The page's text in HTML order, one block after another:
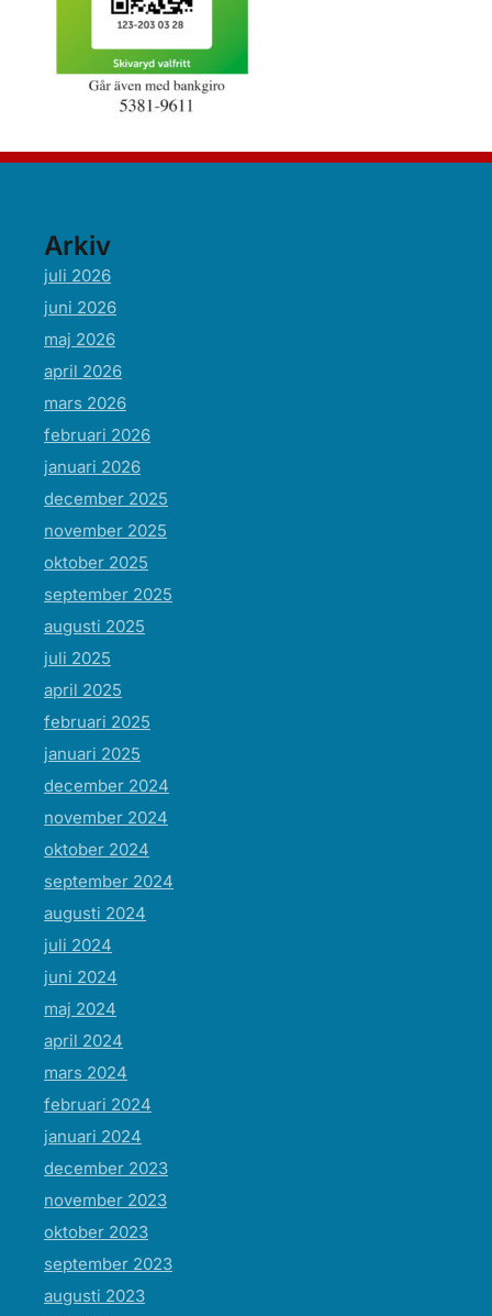
Arkiv
juli 2026
juni 2026
maj 2026
april 2026
mars 2026
februari 2026
januari 2026
december 2025
november 2025
oktober 2025
september 2025
augusti 2025
juli 2025
april 2025
februari 2025
januari 2025
december 2024
november 2024
oktober 2024
september 2024
augusti 2024
juli 2024
juni 2024
maj 2024
april 2024
mars 2024
februari 2024
januari 2024
december 2023
november 2023
oktober 2023
september 2023
augusti 2023